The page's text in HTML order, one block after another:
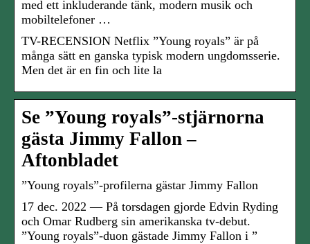
med ett inkluderande tänk, modern musik och
mobiltelefoner …
TV-RECENSION Netflix ”Young royals” är på
många sätt en ganska typisk modern ungdomsserie.
Men det är en fin och lite la
Se ”Young royals”-stjärnorna
gästa Jimmy Fallon –
Aftonbladet
”Young royals”-profilerna gästar Jimmy Fallon
17 dec. 2022 — På torsdagen gjorde Edvin Ryding
och Omar Rudberg sin amerikanska tv-debut.
”Young royals”-duon gästade Jimmy Fallon i ”